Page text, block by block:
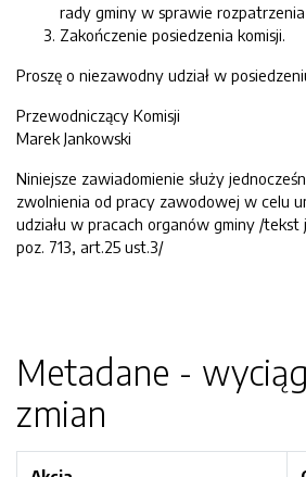
rady gminy w sprawie rozpatrzenia
Zakończenie posiedzenia komisji.
Proszę o niezawodny udział w
Przewodniczący Komisji
Marek Jankowski
Niniejsze zawiadomienie służy
zwolnienia od pracy zawodowej w celu
udziału w pracach organów gminy /tekst
poz. 713, art.25 ust.3/
Metadane -
zmian